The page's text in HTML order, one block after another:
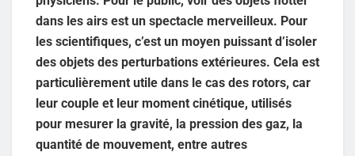
dans les airs est un spectacle merveilleux. Pour
les scientifiques, c’est un moyen puissant d’isoler
des objets des perturbations extérieures. Cela est
particulièrement utile dans le cas des rotors, car
leur couple et leur moment cinétique, utilisés
pour mesurer la gravité, la pression des gaz, la
quantité de mouvement, entre autres